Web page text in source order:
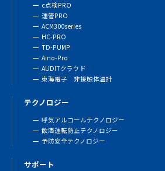
c点検PRO
運管PRO
ACM300series
HC-PRO
TD-PUMP
Aino-Pro
AUDITクラウド
東海電子 非接触体温計
テクノロジー
呼気アルコールテクノロジー
飲酒運転防止テクノロジー
予防安全テクノロジー
サポート